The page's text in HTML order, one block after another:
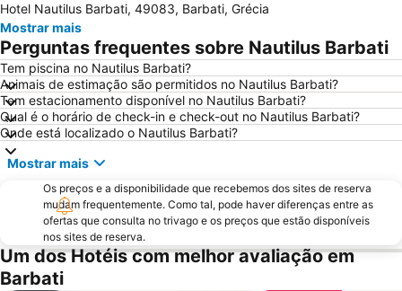
Barbati
Nisaki
Agios Gordis
Ipsos
Ionian Academy
Kassiopi
Kontogialos Pelekas Beach
Kavos Beach
Porto Palermo
Butrint
Rex
Spianada
Pontikonissi
Benitses
Issos
Plazhi i Borshit
Agios Gordis South
Syvota
Kommeno
Palea Perithia
Hotel Nautilus Barbati, 49083, Barbati, Grécia
Mostrar mais
Perguntas frequentes sobre Nautilus Barbati
Tem piscina no Nautilus Barbati?
Animais de estimação são permitidos no Nautilus Barbati?
Tem estacionamento disponível no Nautilus Barbati?
Qual é o horário de check-in e check-out no Nautilus Barbati?
Onde está localizado o Nautilus Barbati?
Mostrar mais
Os preços e a disponibilidade que recebemos dos sites de reserva
mudam frequentemente. Como tal, pode haver diferenças entre as
ofertas que consulta no trivago e os preços que estão disponíveis
nos sites de reserva.
Um dos Hotéis com melhor avaliação em
Barbati